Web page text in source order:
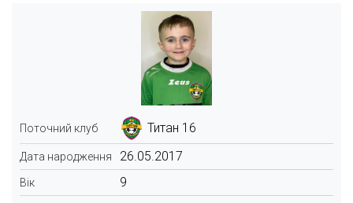
Поточний клуб Титан 16
Дата народження 26.05.2017
Вік 9